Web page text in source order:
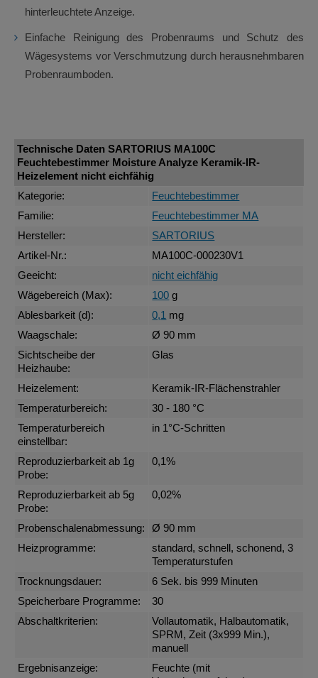
hinterleuchtete Anzeige.
Einfache Reinigung des Probenraums und Schutz des
Wägesystems vor Verschmutzung durch herausnehmbaren
Probenraumboden.
Technische Daten SARTORIUS MA100C
Feuchtebestimmer Moisture Analyze Keramik-IR-
Heizelement nicht eichfähig
Kategorie:
Feuchtebestimmer
Familie:
Feuchtebestimmer MA
Hersteller:
SARTORIUS
Artikel-Nr.:
MA100C-000230V1
Geeicht:
nicht eichfähig
Wägebereich (Max):
100 g
Ablesbarkeit (d):
0,1 mg
Waagschale:
Ø 90 mm
Sichtscheibe der
Heizhaube:
Glas
Heizelement:
Keramik-IR-Flächenstrahler
Temperaturbereich:
30 - 180 °C
Temperaturbereich
einstellbar:
in 1°C-Schritten
Reproduzierbarkeit ab 1g
Probe:
0,1%
Reproduzierbarkeit ab 5g
Probe:
0,02%
Probenschalenabmessung:
Ø 90 mm
Heizprogramme:
standard, schnell, schonend, 3
Temperaturstufen
Trocknungsdauer:
6 Sek. bis 999 Minuten
Speicherbare Programme:
30
Abschaltkriterien:
Vollautomatik, Halbautomatik,
SPRM, Zeit (3x999 Min.),
manuell
Ergebnisanzeige:
Feuchte (mit